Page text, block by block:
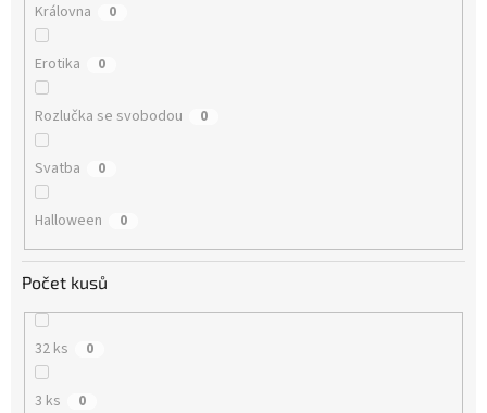
Královna 0
Erotika 0
Rozlučka se svobodou 0
Svatba 0
Halloween 0
Počet kusů
32 ks 0
3 ks 0